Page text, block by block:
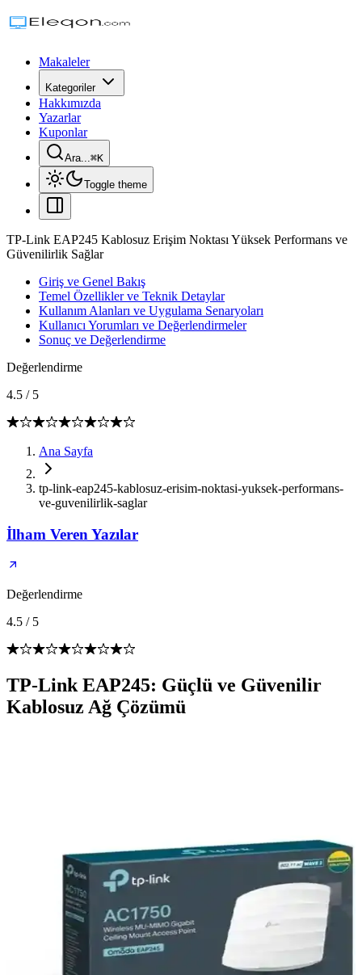
Makaleler
Kategoriler
Hakkımızda
Yazarlar
Kuponlar
Ara...⌘K
Toggle theme
TP-Link EAP245 Kablosuz Erişim Noktası Yüksek Performans ve
Güvenilirlik Sağlar
Giriş ve Genel Bakış
Temel Özellikler ve Teknik Detaylar
Kullanım Alanları ve Uygulama Senaryoları
Kullanıcı Yorumları ve Değerlendirmeler
Sonuç ve Değerlendirme
Değerlendirme
4.5 / 5
Ana Sayfa
tp-link-eap245-kablosuz-erisim-noktasi-yuksek-performans-
ve-guvenilirlik-saglar
İlham Veren Yazılar
Değerlendirme
4.5 / 5
TP-Link EAP245: Güçlü ve Güvenilir
Kablosuz Ağ Çözümü